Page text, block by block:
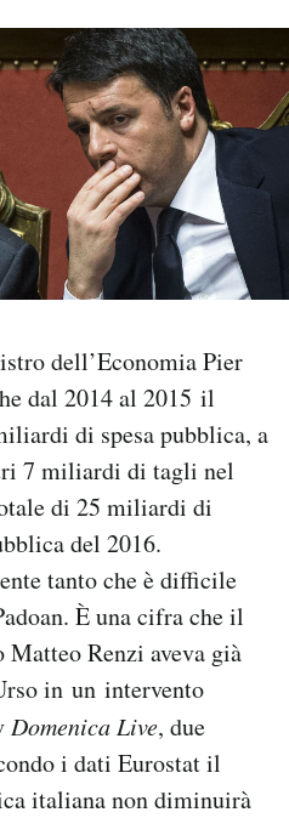
dell’Economia Pier
dal 2014 al 2015 il
di spesa pubblica, a
7 miliardi di tagli nel
di 25 miliardi di
del 2016.
tanto che è difficile
È una cifra che il
Renzi aveva già
in un intervento
Domenica Live, due
i dati Eurostat il
italiana non diminuirà